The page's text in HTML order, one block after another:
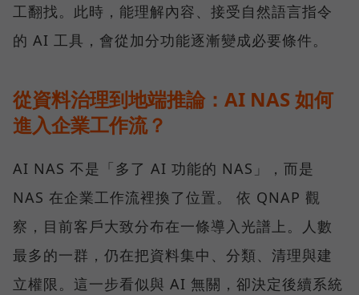
工翻找。此時，能理解內容、接受自然語言指令
的 AI 工具，會從加分功能逐漸變成必要條件。
從資料治理到地端推論：AI NAS 如何
進入企業工作流？
AI NAS 不是「多了 AI 功能的 NAS」，而是
NAS 在企業工作流裡換了位置。 依 QNAP 觀
察，目前客戶大致分布在一條導入光譜上。人數
最多的一群，仍在把資料集中、分類、清理與建
立權限。這一步看似與 AI 無關，卻決定後續系統